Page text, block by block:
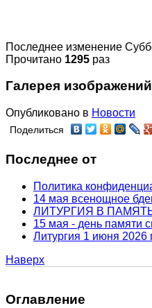
Последнее изменение
Прочитано 1295 раз
Галерея изображений
Опубликовано в Новости
Поделиться
Последнее от
Политика
14 мая всенощное
ЛИТУРГИЯ В
15 мая - день памяти
Литургия 1 июня 2026
Наверх
Оглавление